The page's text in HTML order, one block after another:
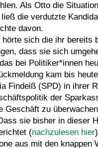
Als Otto die
die verdutzte
davon.
sich die ihr bereits
dass sie sich
bei Politiker*innen
kam bis
Findeiß (SPD) in ihrer
der
Geschäft zu
sie bisher in dieser
(nachzulesen hier
aus mit den knappen